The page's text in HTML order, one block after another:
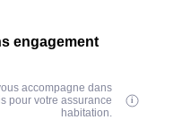
engagement
accompagne dans
pour votre assurance
habitation.